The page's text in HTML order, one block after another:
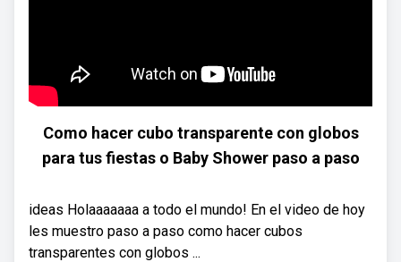
Como hacer cubo transparente con globos
para tus fiestas o Baby Shower paso a paso
ideas Holaaaaaaa a todo el mundo! En el video de hoy
les muestro paso a paso como hacer cubos
transparentes con globos ...